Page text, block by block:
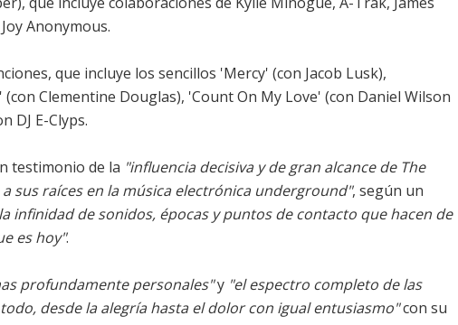
Anonymous.
que incluye los sencillos 'Mercy' (con Jacob Lusk),
Clementine Douglas), 'Count On My Love' (con Daniel Wilson
DJ E-Clyps.
testimonio de la "influencia decisiva y de gran alcance de The
sus raíces en la música electrónica underground", según un
infinidad de sonidos, épocas y puntos de contacto que hacen de
es hoy".
profundamente personales"y "el espectro completo de las
desde la alegría hasta el dolor con igual entusiasmo"con su